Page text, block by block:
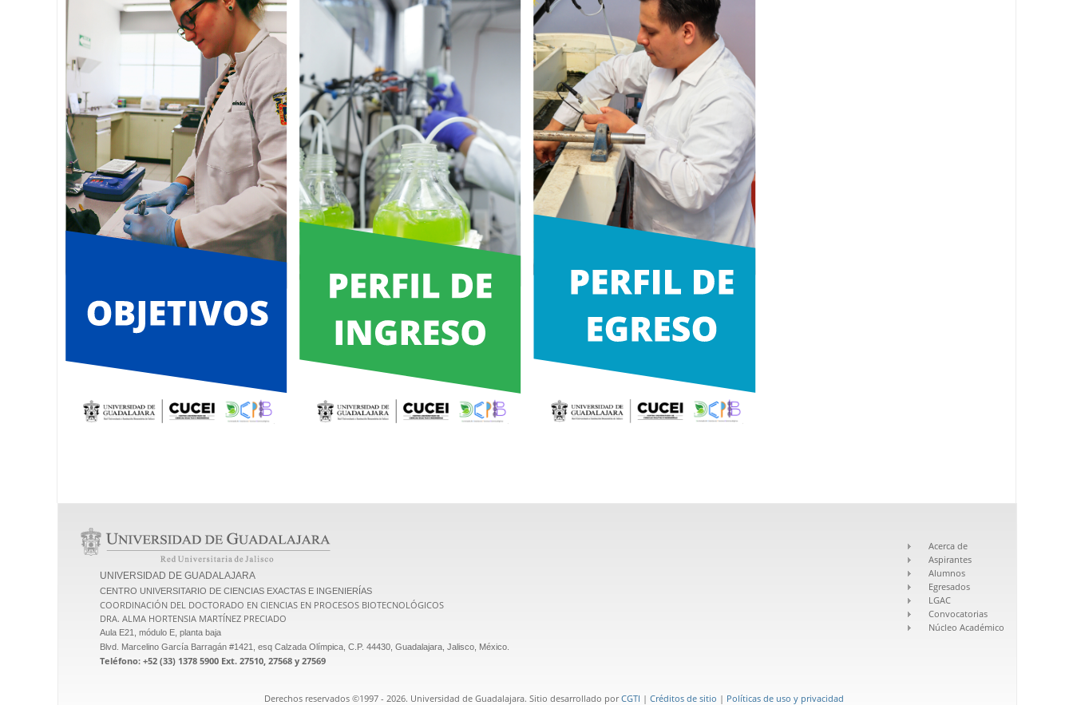
UNIVERSIDAD DE GUADALAJARA
CENTRO UNIVERSITARIO DE CIENCIAS EXACTAS E INGENIERÍAS
COORDINACIÓN DEL DOCTORADO EN CIENCIAS EN PROCESOS BIOTECNOLÓGICOS
DRA. ALMA HORTENSIA MARTÍNEZ PRECIADO
Aula E21, módulo E, planta baja
Blvd. Marcelino García Barragán #1421, esq Calzada Olímpica, C.P. 44430, Guadalajara, Jalisco, México.
Teléfono: +52 (33) 1378 5900 Ext. 27510, 27568 y 27569
Acerca de
Aspirantes
Alumnos
Egresados
LGAC
Convocatorias
Núcleo Académico
Derechos reservados ©1997 - 2026. Universidad de Guadalajara. Sitio desarrollado porCGTI | Créditos de sitio | Políticas de uso y privacidad